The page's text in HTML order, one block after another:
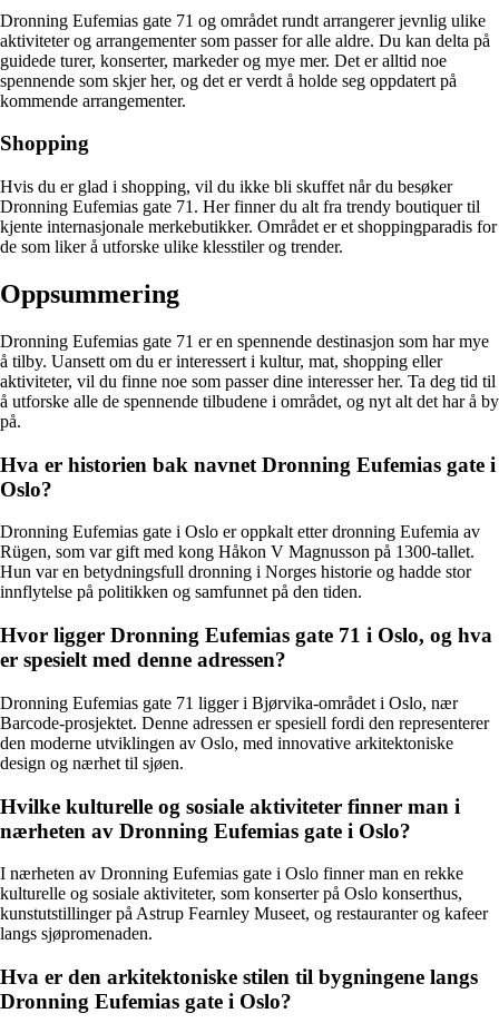
Dronning Eufemias gate 71 og området rundt arrangerer jevnlig ulike
aktiviteter og arrangementer som passer for alle aldre. Du kan delta på
guidede turer, konserter, markeder og mye mer. Det er alltid noe
spennende som skjer her, og det er verdt å holde seg oppdatert på
kommende arrangementer.
Shopping
Hvis du er glad i shopping, vil du ikke bli skuffet når du besøker
Dronning Eufemias gate 71. Her finner du alt fra trendy boutiquer til
kjente internasjonale merkebutikker. Området er et shoppingparadis for
de som liker å utforske ulike klesstiler og trender.
Oppsummering
Dronning Eufemias gate 71 er en spennende destinasjon som har mye
å tilby. Uansett om du er interessert i kultur, mat, shopping eller
aktiviteter, vil du finne noe som passer dine interesser her. Ta deg tid til
å utforske alle de spennende tilbudene i området, og nyt alt det har å by
på.
Hva er historien bak navnet Dronning Eufemias gate i
Oslo?
Dronning Eufemias gate i Oslo er oppkalt etter dronning Eufemia av
Rügen, som var gift med kong Håkon V Magnusson på 1300-tallet.
Hun var en betydningsfull dronning i Norges historie og hadde stor
innflytelse på politikken og samfunnet på den tiden.
Hvor ligger Dronning Eufemias gate 71 i Oslo, og hva
er spesielt med denne adressen?
Dronning Eufemias gate 71 ligger i Bjørvika-området i Oslo, nær
Barcode-prosjektet. Denne adressen er spesiell fordi den representerer
den moderne utviklingen av Oslo, med innovative arkitektoniske
design og nærhet til sjøen.
Hvilke kulturelle og sosiale aktiviteter finner man i
nærheten av Dronning Eufemias gate i Oslo?
I nærheten av Dronning Eufemias gate i Oslo finner man en rekke
kulturelle og sosiale aktiviteter, som konserter på Oslo konserthus,
kunstutstillinger på Astrup Fearnley Museet, og restauranter og kafeer
langs sjøpromenaden.
Hva er den arkitektoniske stilen til bygningene langs
Dronning Eufemias gate i Oslo?